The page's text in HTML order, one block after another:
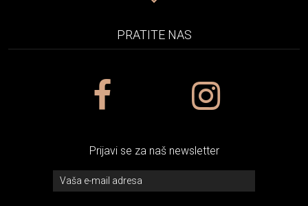
PRATITE NAS
Prijavi se za naš newsletter